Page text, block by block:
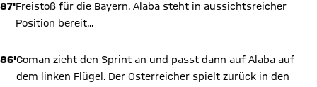
87'Freistoß für die Bayern. Alaba steht in aussichtsreicher
Position bereit...
86'Coman zieht den Sprint an und passt dann auf Alaba auf
dem linken Flügel. Der Österreicher spielt zurück in den